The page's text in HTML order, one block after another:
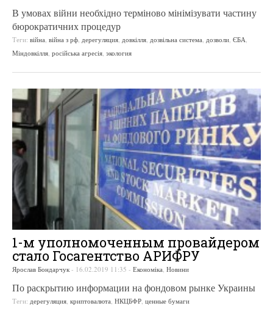
В умовах війни необхідно терміново мінімізувати частину
бюрократичних процедур
Теги: війна, війна з рф, дерегуляция, довкілля, дозвільна система, дозволи, ЄБА,
Міндовкілля, російська агресія, экология
1-м уполномоченным провайдером
стало Госагентство АРИФРУ
Ярослав Бондарчук - 16.02.2019 11:35 - Економіка Новини
По раскрытию информации на фондовом рынке Украины
Теги: дерегуляция криптовалюта НКЦБФР ценные бумаги